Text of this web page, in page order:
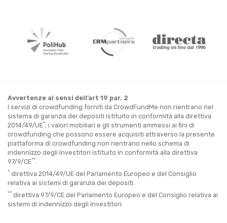
Avvertenze ai sensi dell’art 19 par. 2
I servizi di crowdfunding forniti da CrowdFundMe non rientrano nel
sistema di garanzia dei depositi istituito in conformità alla direttiva
2014/49/UE*; i valori mobiliari e gli strumenti ammessi ai fini di
crowdfunding che possono essere acquisiti attraverso la presente
piattaforma di crowdfunding non rientrano nello schema di
indennizzo degli investitori istituito in conformità alla direttiva
97/9/CE**
* direttiva 2014/49/UE del Parlamento Europeo e del Consiglio
relativa ai sistemi di garanzia dei depositi.
** direttiva 97/9/CE del Parlamento Europeo e del Consiglio relativa ai
sistemi di indennizzo degli investitori.